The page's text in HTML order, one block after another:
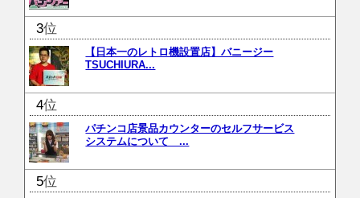
位
【日本一のレトロ機設置店】バニージー
TSUCHIURA...
位
パチンコ店景品カウンターのセルフサービス
システムについて ...
位